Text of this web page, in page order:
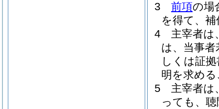
3
前項の場
を得て、
4
主宰者は
は、当事
しくは証
明を求め
5
主宰者は
っても、